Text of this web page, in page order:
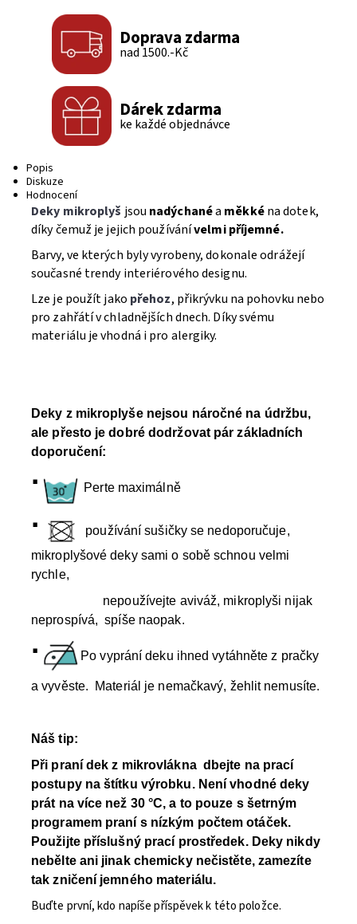
Doprava zdarma
nad 1500.-Kč
Dárek zdarma
ke každé objednávce
Popis
Diskuze
Hodnocení
Deky mikroplyš jsou nadýchanéa měkkéna dotek,
díky čemuž je jejich používánívelmi příjemné.
Barvy, ve kterých byly vyrobeny, dokonale odrážejí
současné trendy interiérového designu.
Lze je použít jako přehoz, přikrývku na pohovku nebo
pro zahřátí v chladnějších dnech. Díky svému
materiálu je vhodná i pro alergiky.
Deky z mikroplyše nejsou náročné na údržbu,
ale přesto je dobré dodržovat pár základních
doporučení:
· Perte maximálně
·
používání sušičky se nedoporučuje,
mikroplyšové deky sami o sobě schnou velmi
rychle,
nepoužívejte aviváž, mikroplyši nijak
neprospívá, spíše naopak.
· Po vyprání deku ihned vytáhněte z pračky
a vyvěste. Materiál je nemačkavý, žehlit nemusíte.
Náš tip:
Při praní dek z mikrovlákna dbejte na prací
postupy na štítku výrobku. Není vhodné deky
prát na více než 30 °C, a to pouze s šetrným
programem praní s nízkým počtem otáček.
Použijte příslušný prací prostředek. Deky nikdy
nebělte ani jinak chemicky nečistěte, zamezíte
tak zničení jemného materiálu.
Buďte první, kdo napíše příspěvek k této položce.